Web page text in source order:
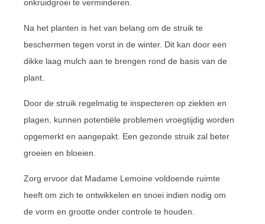
onkruidgroei te verminderen.
Na het planten is het van belang om de struik te
beschermen tegen vorst in de winter. Dit kan door een
dikke laag mulch aan te brengen rond de basis van de
plant.
Door de struik regelmatig te inspecteren op ziekten en
plagen, kunnen potentiële problemen vroegtijdig worden
opgemerkt en aangepakt. Een gezonde struik zal beter
groeien en bloeien.
Zorg ervoor dat Madame Lemoine voldoende ruimte
heeft om zich te ontwikkelen en snoei indien nodig om
de vorm en grootte onder controle te houden.